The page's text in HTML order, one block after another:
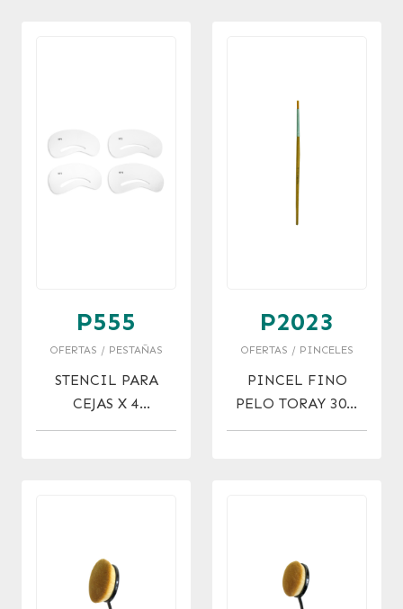
P555
OFERTAS / PESTAÑAS
STENCIL PARA
CEJAS X 4
UNIDADES
P2023
OFERTAS / PINCELES
PINCEL FINO
PELO TORAY 30%
OFF !!